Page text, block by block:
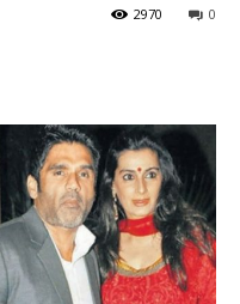
0
2970